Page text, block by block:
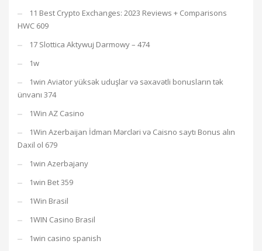
11 Best Crypto Exchanges: 2023 Reviews + Comparisons
HWC 609
17 Slottica Aktywuj Darmowy – 474
1w
1win Aviator yüksək uduşlar və səxavətli bonusların tək
ünvanı 374
1Win AZ Casino
1Win Azerbaijan İdman Mərcləri və Caisno saytı Bonus alın
Daxil ol 679
1win Azerbajany
1win Bet 359
1Win Brasil
1WIN Casino Brasil
1win casino spanish